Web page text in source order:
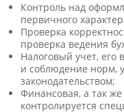
Контроль над
первичного
Проверка
проверка ведения
Налоговый учет, его
и соблюдение норм,
законодательством;
Финансовая, а так же
контролируется